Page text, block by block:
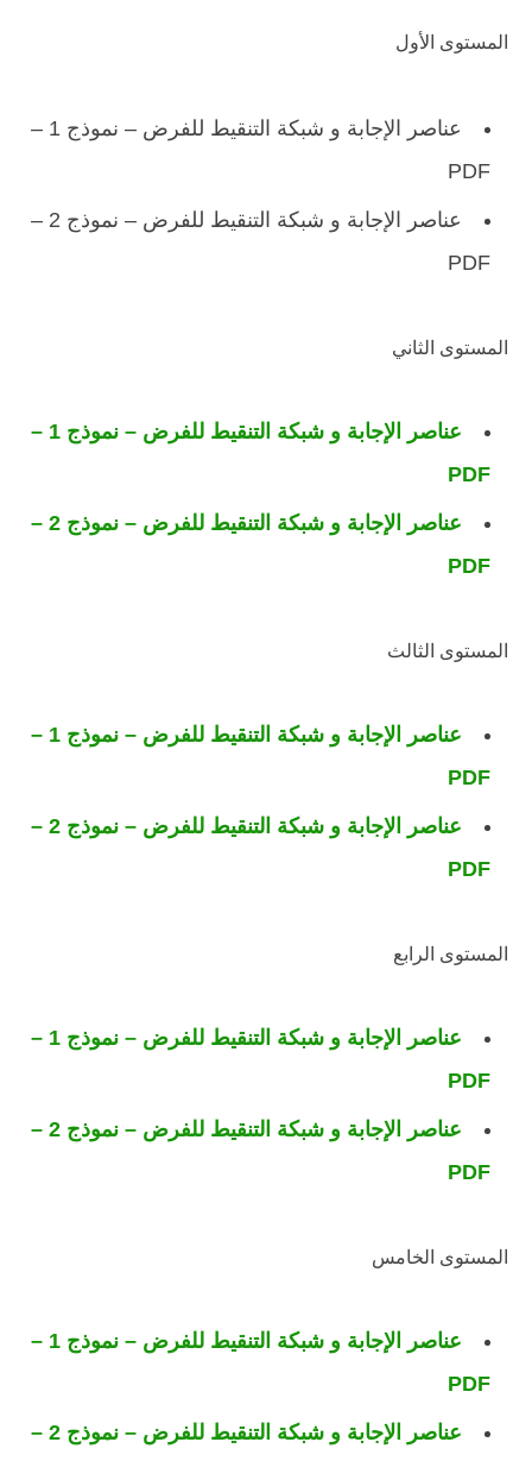
المستوى الأول
عناصر الإجابة و شبكة التنقيط للفرض – نموذج 1 –
PDF
عناصر الإجابة و شبكة التنقيط للفرض – نموذج 2 –
PDF
المستوى الثاني
عناصر الإجابة و شبكة التنقيط للفرض – نموذج 1 –
PDF
عناصر الإجابة و شبكة التنقيط للفرض – نموذج 2 –
PDF
المستوى الثالث
عناصر الإجابة و شبكة التنقيط للفرض – نموذج 1 –
PDF
عناصر الإجابة و شبكة التنقيط للفرض – نموذج 2 –
PDF
المستوى الرابع
عناصر الإجابة و شبكة التنقيط للفرض – نموذج 1 –
PDF
عناصر الإجابة و شبكة التنقيط للفرض – نموذج 2 –
PDF
المستوى الخامس
عناصر الإجابة و شبكة التنقيط للفرض – نموذج 1 –
PDF
عناصر الإجابة و شبكة التنقيط للفرض – نموذج 2 –